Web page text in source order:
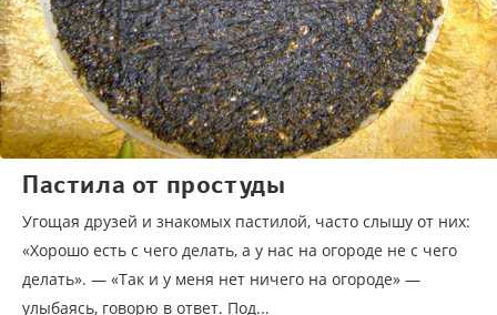
Пастила от простуды
Угощая друзей и знакомых пастилой, часто слышу от них:
«Хорошо есть с чего делать, а у нас на огороде не с чего
делать». — «Так и у меня нет ничего на огороде» —
улыбаясь, говорю в ответ. Под...